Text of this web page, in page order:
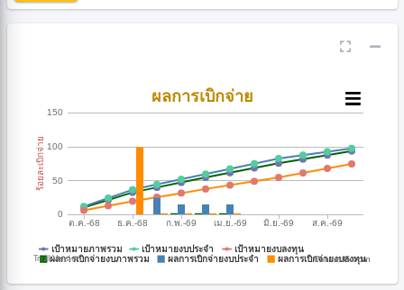
CanvasJS.com